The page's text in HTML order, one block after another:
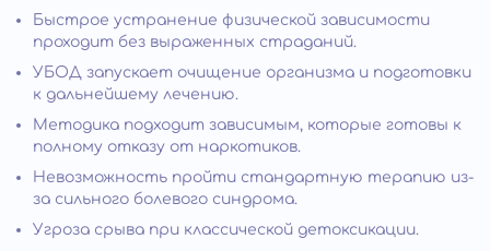
Быстрое устранение физической зависимости
проходит без выраженных страданий.
УБОД запускает очищение организма и подготовки
к дальнейшему лечению.
Методика подходит зависимым, которые готовы к
полному отказу от наркотиков.
Невозможность пройти стандартную терапию из-
за сильного болевого синдрома.
Угроза срыва при классической детоксикации.